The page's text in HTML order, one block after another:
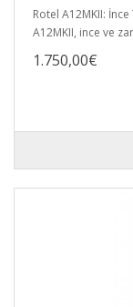
Rotel A12MKII:
A12MKII, ince ve
1.750,00€